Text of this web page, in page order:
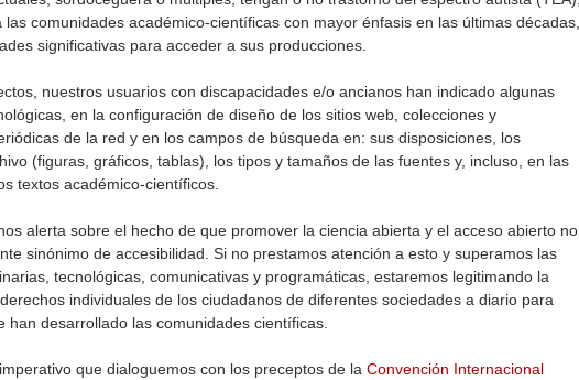
las comunidades académico-científicas con mayor énfasis en las últimas décadas,
significativas para acceder a sus producciones.
nuestros usuarios con discapacidades e/o ancianos han indicado algunas
en la configuración de diseño de los sitios web, colecciones y
de la red y en los campos de búsqueda en: sus disposiciones, los
(figuras, gráficos, tablas), los tipos y tamaños de las fuentes y, incluso, en las
textos académico-científicos.
alerta sobre el hecho de que promover la ciencia abierta y el acceso abierto no
sinónimo de accesibilidad. Si no prestamos atención a esto y superamos las
tecnológicas, comunicativas y programáticas, estaremos legitimando la
individuales de los ciudadanos de diferentes sociedades a diario para
han desarrollado las comunidades científicas.
que dialoguemos con los preceptos de la Convención Internacional